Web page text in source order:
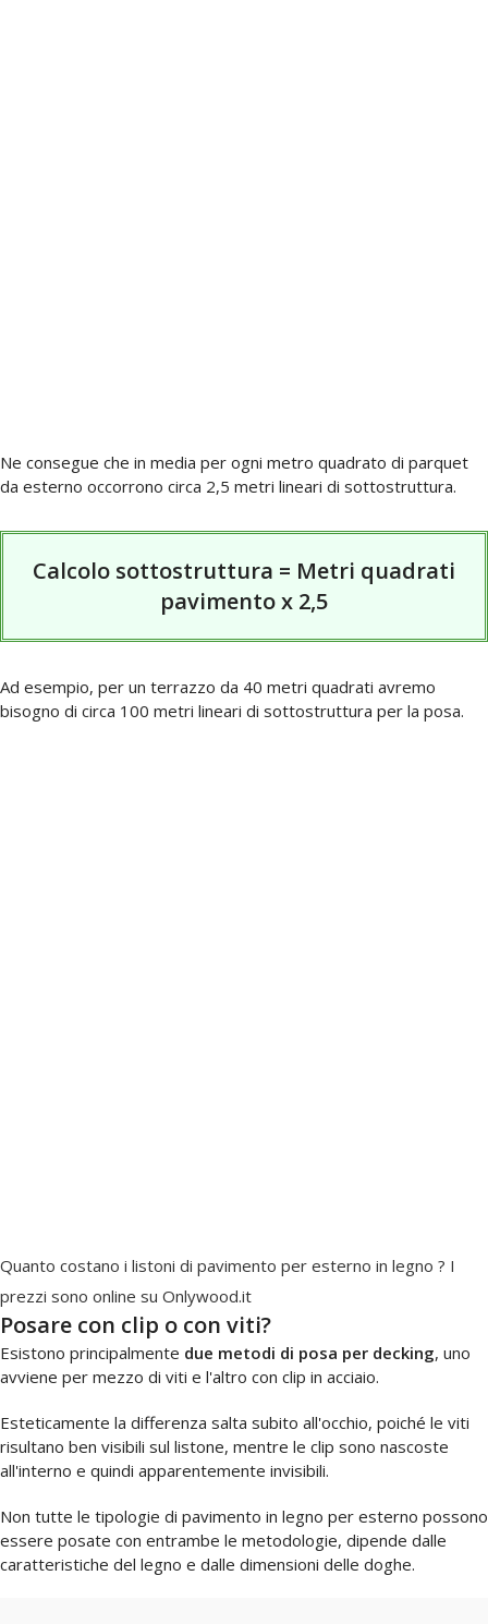
Ne consegue che in media per ogni metro quadrato di parquet
da esterno occorrono circa 2,5 metri lineari di sottostruttura.
Calcolo sottostruttura = Metri quadrati
pavimento x 2,5
Ad esempio, per un terrazzo da 40 metri quadrati avremo
bisogno di circa 100 metri lineari di sottostruttura per la posa.
Quanto costano i listoni di pavimento per esterno in legno ? I
prezzi sono online su Onlywood.it
Posare con clip o con viti?
Esistono principalmente due metodi di posa per decking, uno
avviene per mezzo di viti e l'altro con clip in acciaio.
Esteticamente la differenza salta subito all'occhio, poiché le viti
risultano ben visibili sul listone, mentre le clip sono nascoste
all'interno e quindi apparentemente invisibili.
Non tutte le tipologie di pavimento in legno per esterno possono
essere posate con entrambe le metodologie, dipende dalle
caratteristiche del legno e dalle dimensioni delle doghe.